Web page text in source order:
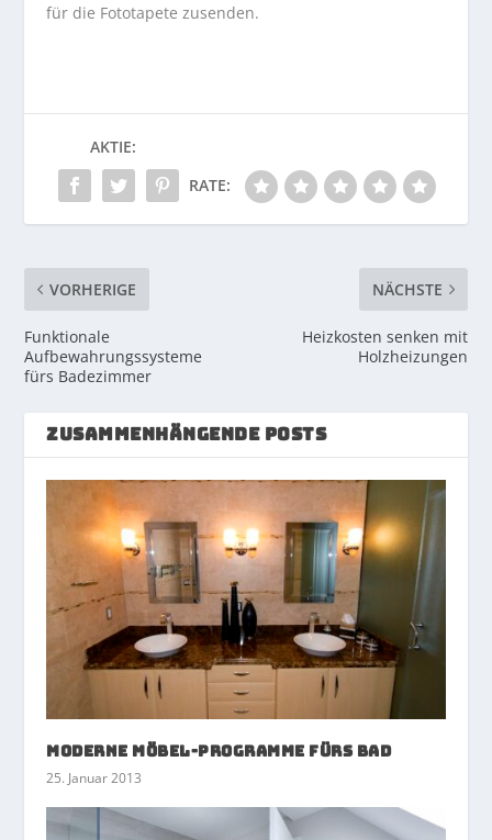
für die Fototapete zusenden.
AKTIE:
RATE:
VORHERIGE
Funktionale
Aufbewahrungssysteme
fürs Badezimmer
NÄCHSTE
Heizkosten senken mit
Holzheizungen
ZUSAMMENHÄNGENDE POSTS
Moderne Möbel-Programme fürs Bad
25. Januar 2013